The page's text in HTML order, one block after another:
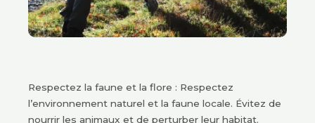
Respectez la faune et la flore : Respectez
l’environnement naturel et la faune locale. Évitez de
nourrir les animaux et de perturber leur habitat.